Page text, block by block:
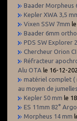
Baader Morpheus
Kepler XWA 3,5
Vixen SSW 7mm
Baader 6mm
PDS SW Explorer
Chercheur Orion
Réfracteur
Alu OTA le 16-12-
matériel complet
au moyen de
Kepler 50 mm le
ES 11mm 82°
Morpheus 14 mm